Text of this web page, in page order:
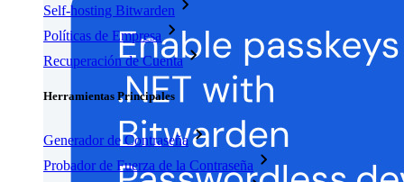
Self-hosting Bitwarden
Políticas de Empresa
Recuperación de Cuenta
Herramientas Principales
Generador de Contraseña
Probador de Fuerza de la Contraseña